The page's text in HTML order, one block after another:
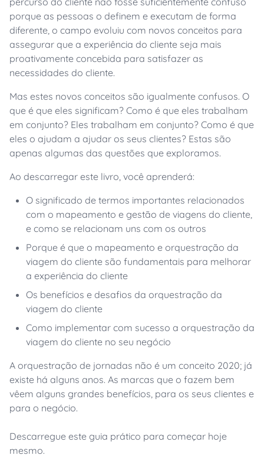
porque as pessoas o definem e executam de forma
diferente, o campo evoluiu com novos conceitos para
assegurar que a experiência do cliente seja mais
proativamente concebida para satisfazer as
necessidades do cliente.
Mas estes novos conceitos são igualmente confusos. O
que é que eles significam? Como é que eles trabalham
em conjunto? Eles trabalham em conjunto? Como é que
eles o ajudam a ajudar os seus clientes? Estas são
apenas algumas das questões que exploramos.
Ao descarregar este livro, você aprenderá:
O significado de termos importantes relacionados
com o mapeamento e gestão de viagens do cliente,
e como se relacionam uns com os outros
Porque é que o mapeamento e orquestração da
viagem do cliente são fundamentais para melhorar
a experiência do cliente
Os benefícios e desafios da orquestração da
viagem do cliente
Como implementar com sucesso a orquestração da
viagem do cliente no seu negócio
A orquestração de jornadas não é um conceito 2020; já
existe há alguns anos. As marcas que o fazem bem
vêem alguns grandes benefícios, para os seus clientes e
para o negócio.
Descarregue este guia prático para começar hoje
mesmo.